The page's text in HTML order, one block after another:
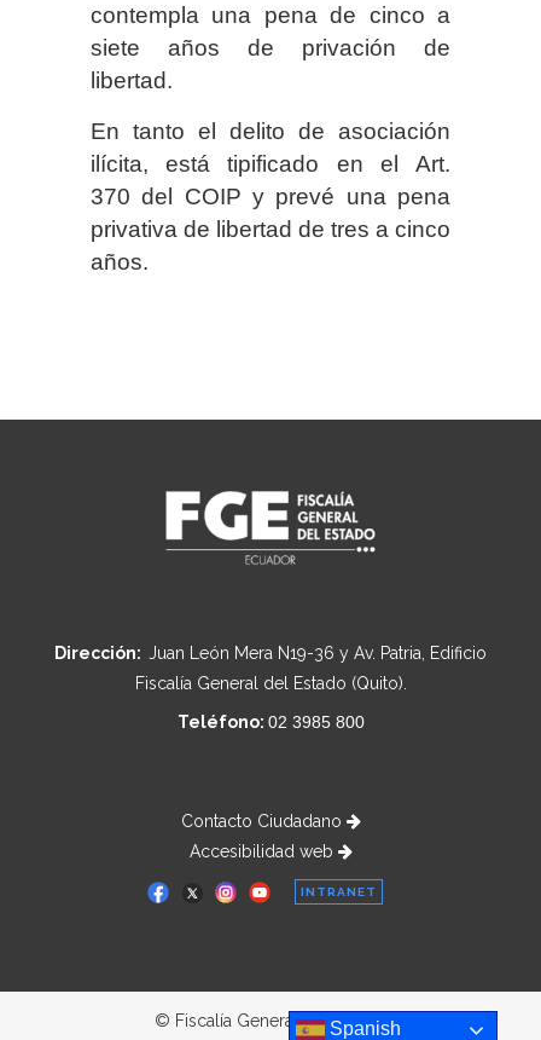
contempla una pena de cinco a
siete años de privación de
libertad.
En tanto el delito de asociación
ilícita, está tipificado en el Art.
370 del COIP y prevé una pena
privativa de libertad de tres a cinco
años.
Dirección: Juan León Mera N19-36 y Av. Patria, Edificio
Fiscalía General del Estado (Quito).
Teléfono: 02 3985 800
Contacto Ciudadano
Accesibilidad web
INTRANET
© Fiscalía General del Estado
Spanish